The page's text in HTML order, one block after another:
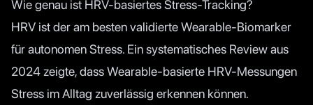
Wie genau ist HRV-basiertes Stress-Tracking?
HRV ist der am besten validierte Wearable-Biomarker
für autonomen Stress. Ein systematisches Review aus
2024 zeigte, dass Wearable-basierte HRV-Messungen
Stress im Alltag zuverlässig erkennen können.